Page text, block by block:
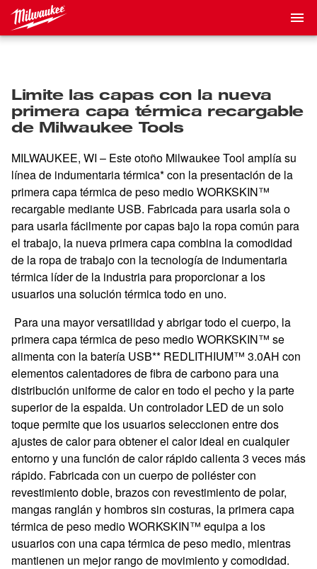
Limite las capas con la nueva
primera capa térmica recargable
de Milwaukee Tools
MILWAUKEE, WI – Este otoño Milwaukee Tool amplía su
línea de indumentaria térmica* con la presentación de la
primera capa térmica de peso medio WORKSKIN™
recargable mediante USB. Fabricada para usarla sola o
para usarla fácilmente por capas bajo la ropa común para
el trabajo, la nueva primera capa combina la comodidad
de la ropa de trabajo con la tecnología de indumentaria
térmica líder de la industria para proporcionar a los
usuarios una solución térmica todo en uno.
Para una mayor versatilidad y abrigar todo el cuerpo, la
primera capa térmica de peso medio WORKSKIN™ se
alimenta con la batería USB** REDLITHIUM™ 3.0AH con
elementos calentadores de fibra de carbono para una
distribución uniforme de calor en todo el pecho y la parte
superior de la espalda. Un controlador LED de un solo
toque permite que los usuarios seleccionen entre dos
ajustes de calor para obtener el calor ideal en cualquier
entorno y una función de calor rápido calienta 3 veces más
rápido. Fabricada con un cuerpo de poliéster con
revestimiento doble, brazos con revestimiento de polar,
mangas ranglán y hombros sin costuras, la primera capa
térmica de peso medio WORKSKIN™ equipa a los
usuarios con una capa térmica de peso medio, mientras
mantienen un mejor rango de movimiento y comodidad.